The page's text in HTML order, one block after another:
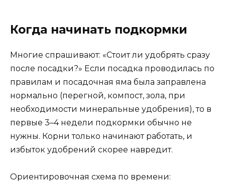
Когда начинать подкормки
Многие спрашивают: «Стоит ли удобрять сразу
после посадки?» Если посадка проводилась по
правилам и посадочная яма была заправлена
нормально (перегной, компост, зола, при
необходимости минеральные удобрения), то в
первые 3–4 недели подкормки обычно не
нужны. Корни только начинают работать, и
избыток удобрений скорее навредит.
Ориентировочная схема по времени: